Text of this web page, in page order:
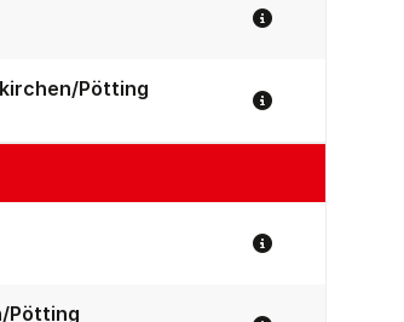
Spiel Details
Pötting
Spiel Details
Spiel Details
Pötting